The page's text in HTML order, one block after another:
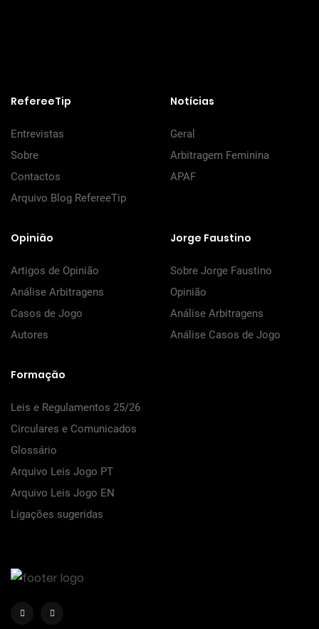
RefereeTip
Entrevistas
Sobre
Contactos
Arquivo Blog RefereeTip
Notícias
Geral
Arbitragem Feminina
APAF
Opinião
Artigos de Opinião
Análise Arbitragens
Casos de Jogo
Autores
Jorge Faustino
Sobre Jorge Faustino
Opinião
Análise Arbitragens
Análise Casos de Jogo
Formação
Leis e Regulamentos 25/26
Circulares e Comunicados
Glossário
Arquivo Leis Jogo PT
Arquivo Leis Jogo EN
Ligações sugeridas